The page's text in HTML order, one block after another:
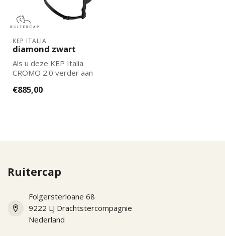
KEP ITALIA
diamond zwart
Als u deze KEP Italia
CROMO 2.0 verder aan
wensen kun...
€885,00
Ruitercap
Folgersterloane 68
9222 LJ Drachtstercompagnie
Nederland